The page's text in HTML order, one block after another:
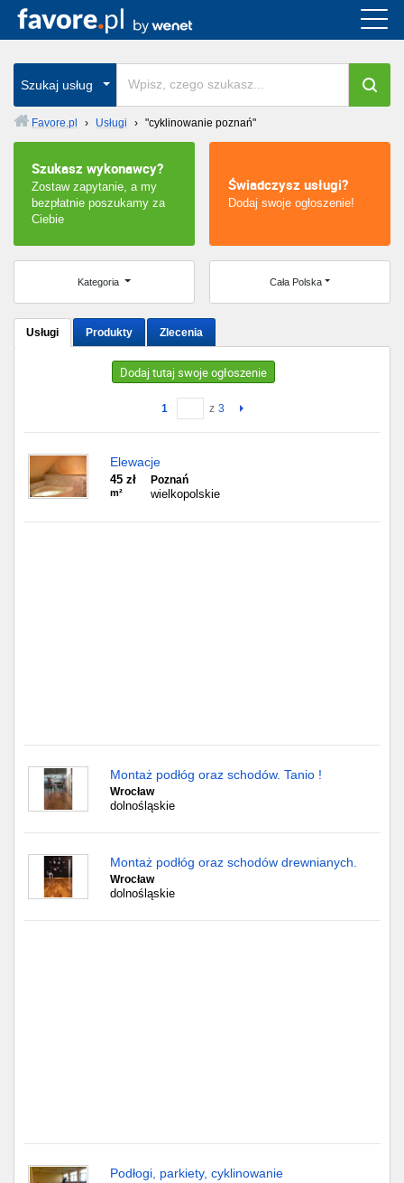
Szukaj usług
Favore.pl › Usługi › "cyklinowanie poznań"
Szukasz wykonawcy?
Zostaw zapytanie, a my
bezpłatnie poszukamy za
Ciebie
Świadczysz usługi?
Dodaj swoje ogłoszenie!
Kategoria Cała Polska
Usługi Produkty Zlecenia
Dodaj tutaj swoje ogłoszenie
1 z 3
Elewacje
45 zł
m²
Poznań
wielkopolskie
Montaż podłóg oraz schodów. Tanio !
Wrocław
dolnośląskie
Montaż podłóg oraz schodów drewnianych.
Wrocław
dolnośląskie
Podłogi, parkiety, cyklinowanie
Cała Polska
wszystkie w całym kraju
Warszawa
Wrocław
Łódź
Chorzów
Kielce
Częstochowa
Toruń
Olsztyn